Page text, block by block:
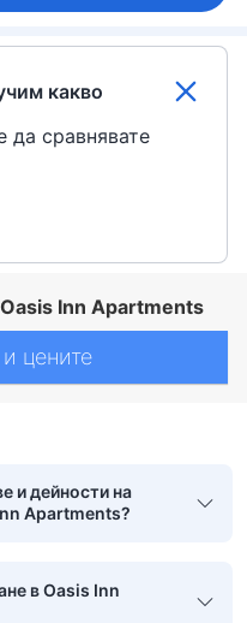
какво
да сравнявате
Inn Apartments
цените
и дейности на
Apartments?
в Oasis Inn